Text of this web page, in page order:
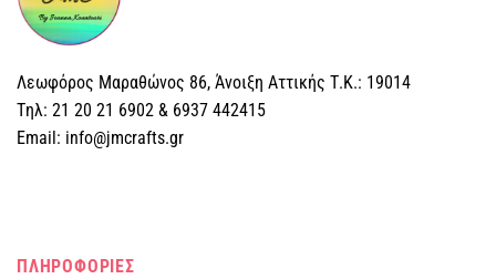
Λεωφόρος Μαραθώνος 86, Άνοιξη Αττικής Τ.Κ.: 19014
Tηλ: 21 20 21 6902 & 6937 442415
Email: info@jmcrafts.gr
ΠΛΗΡΟΦΟΡΙΕΣ